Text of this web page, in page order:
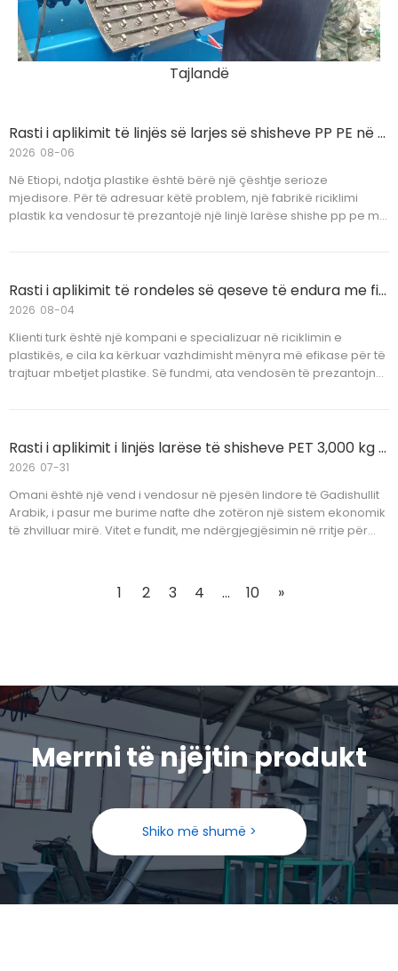
Tajlandë
Rasti i aplikimit të linjës së larjes së shisheve PP PE në Etiopi
Në Etiopi, ndotja plastike është bërë një çështje serioze
mjedisore. Për të adresuar këtë problem, një fabrikë riciklimi
plastik ka vendosur të prezantojë një linjë larëse shishe pp pe me
në riciklimin e mjedisit.
2026 08-06
Rasti i aplikimit të rondeles së qeseve të endura me film PP PE në turqisht
Klienti turk është një kompani e specializuar në riciklimin e
plastikës, e cila ka kërkuar vazhdimisht mënyra më efikase për të
trajtuar mbetjet plastike. Së fundmi, ata vendosën të prezantojnë
2026 08-04
Rasti i aplikimit i linjës larëse të shisheve PET 3,000 kg të kategorisë ushqimore B2B për një klient Oman
Omani është një vend i vendosur në pjesën lindore të Gadishullit
Arabik, i pasur me burime nafte dhe zotëron një sistem ekonomik
të zhvilluar mirë. Vitet e fundit, me ndërgjegjësimin në rritje për
industrinë e paketimit të ushqimit. Një klient nga Omani bleu kohët
e fundit një linjë larëse ushqimore prej 3,2 kg B deri në me
2026 07-31
1 2 3 4 ... 10 »
Merrni të njëjtin produkt
Shiko më shumë >